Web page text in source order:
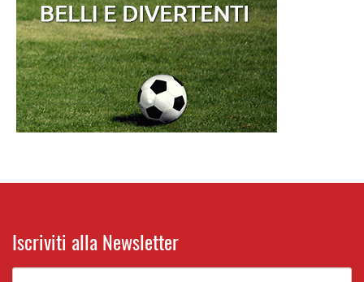
Iscriviti alla Newsletter